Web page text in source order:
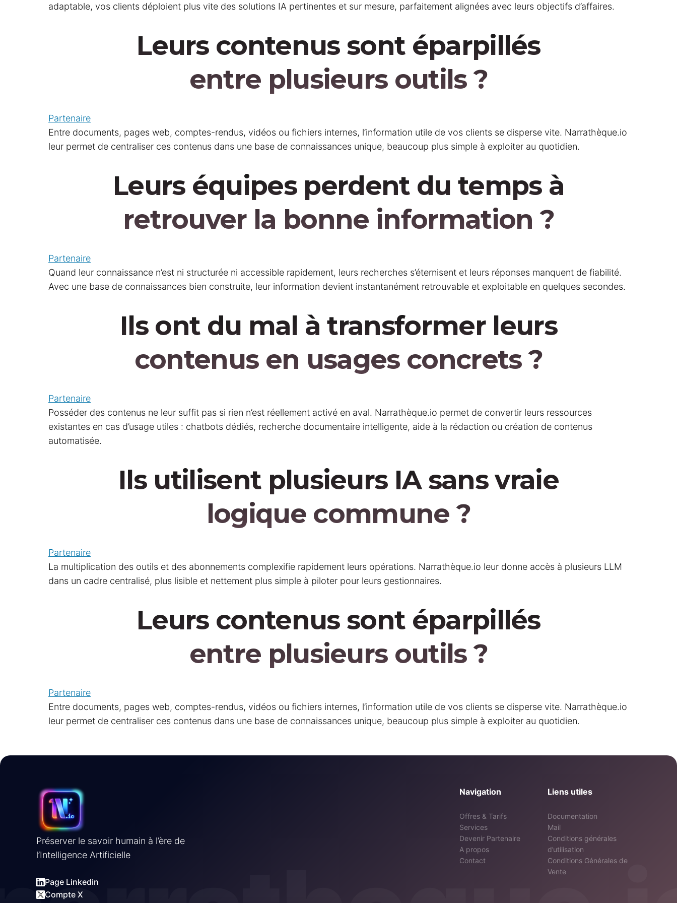
adaptable, vos clients déploient plus vite des solutions IA pertinentes et sur mesure, parfaitement alignées avec leurs objectifs d’affaires.
Leurs contenus sont éparpillés
entre plusieurs outils ?
Partenaire
Entre documents, pages web, comptes-rendus, vidéos ou fichiers internes, l’information utile de vos clients se disperse vite. Narrathèque.io
leur permet de centraliser ces contenus dans une base de connaissances unique, beaucoup plus simple à exploiter au quotidien.
Leurs équipes perdent du temps à
retrouver la bonne information ?
Partenaire
Quand leur connaissance n’est ni structurée ni accessible rapidement, leurs recherches s’éternisent et leurs réponses manquent de fiabilité.
Avec une base de connaissances bien construite, leur information devient instantanément retrouvable et exploitable en quelques secondes.
Ils ont du mal à transformer leurs
contenus en usages concrets ?
Partenaire
Posséder des contenus ne leur suffit pas si rien n’est réellement activé en aval. Narrathèque.io permet de convertir leurs ressources
existantes en cas d’usage utiles : chatbots dédiés, recherche documentaire intelligente, aide à la rédaction ou création de contenus
automatisée.
Ils utilisent plusieurs IA sans vraie
logique commune ?
Partenaire
La multiplication des outils et des abonnements complexifie rapidement leurs opérations. Narrathèque.io leur donne accès à plusieurs LLM
dans un cadre centralisé, plus lisible et nettement plus simple à piloter pour leurs gestionnaires.
Leurs contenus sont éparpillés
entre plusieurs outils ?
Partenaire
Entre documents, pages web, comptes-rendus, vidéos ou fichiers internes, l’information utile de vos clients se disperse vite. Narrathèque.io
leur permet de centraliser ces contenus dans une base de connaissances unique, beaucoup plus simple à exploiter au quotidien.
Préserver le savoir humain à l’ère de
l’Intelligence Artificielle
Page Linkedin
Compte X
Navigation
Offres & Tarifs
Services
Devenir Partenaire
A propos
Contact
Liens utiles
Documentation
Mail
Conditions générales
d’utilisation
Conditions Générales de
Vente